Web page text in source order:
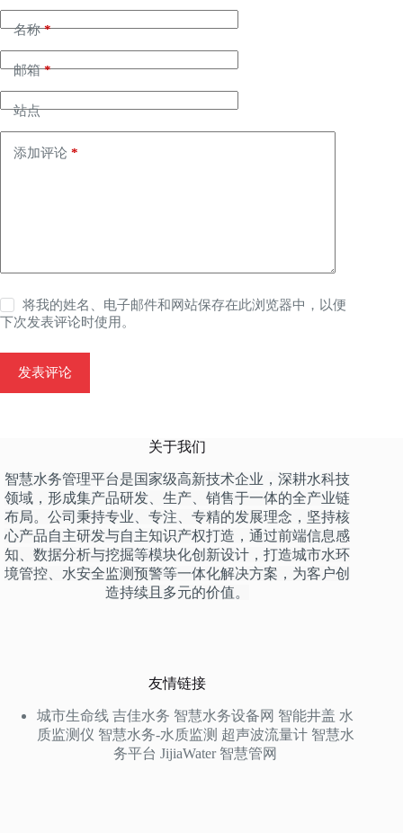
名称*
邮箱*
站点
添加评论 *
将我的姓名、电子邮件和网站保存在此浏览器中，以便
下次发表评论时使用。
发表评论
关于我们
智慧水务管理平台是国家级高新技术企业，深耕水科技
领域，形成集产品研发、生产、销售于一体的全产业链
布局。公司秉持专业、专注、专精的发展理念，坚持核
心产品自主研发与自主知识产权打造，通过前端信息感
知、数据分析与挖掘等模块化创新设计，打造城市水环
境管控、水安全监测预警等一体化解决方案，为客户创
造持续且多元的价值。
友情链接
城市生命线 吉佳水务 智慧水务设备网 智能井盖 水
质监测仪 智慧水务-水质监测 超声波流量计 智慧水
务平台 JijiaWater 智慧管网